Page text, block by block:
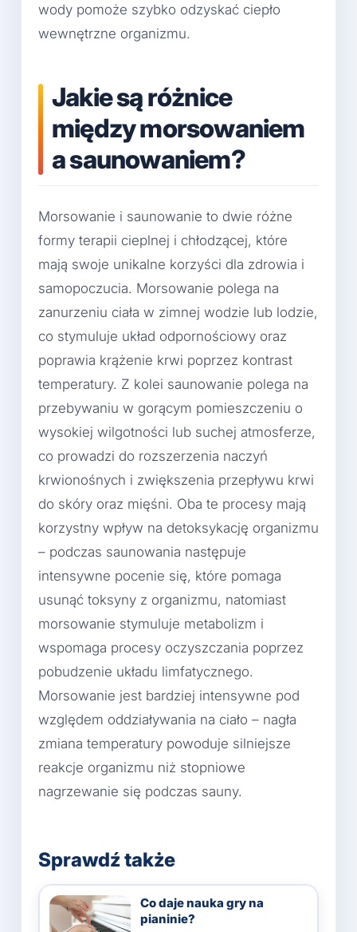
wody pomoże szybko odzyskać ciepło
wewnętrzne organizmu.
Jakie są różnice
między morsowaniem
a saunowaniem?
Morsowanie i saunowanie to dwie różne
formy terapii cieplnej i chłodzącej, które
mają swoje unikalne korzyści dla zdrowia i
samopoczucia. Morsowanie polega na
zanurzeniu ciała w zimnej wodzie lub lodzie,
co stymuluje układ odpornościowy oraz
poprawia krążenie krwi poprzez kontrast
temperatury. Z kolei saunowanie polega na
przebywaniu w gorącym pomieszczeniu o
wysokiej wilgotności lub suchej atmosferze,
co prowadzi do rozszerzenia naczyń
krwionośnych i zwiększenia przepływu krwi
do skóry oraz mięśni. Oba te procesy mają
korzystny wpływ na detoksykację organizmu
– podczas saunowania następuje
intensywne pocenie się, które pomaga
usunąć toksyny z organizmu, natomiast
morsowanie stymuluje metabolizm i
wspomaga procesy oczyszczania poprzez
pobudzenie układu limfatycznego.
Morsowanie jest bardziej intensywne pod
względem oddziaływania na ciało – nagła
zmiana temperatury powoduje silniejsze
reakcje organizmu niż stopniowe
nagrzewanie się podczas sauny.
Sprawdź także
Co daje nauka gry na
pianinie?